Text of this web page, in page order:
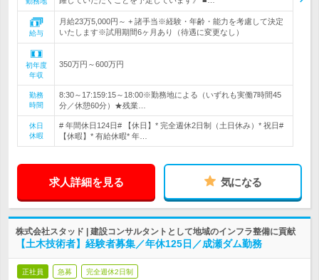
給与
月給23万5,000円～ + 諸手当※経験・年齢・能力を考慮して決定
いたします※試用期間6ヶ月あり（待遇に変更なし）
初年度
年収
350万円～600万円
勤務
時間
8:30～17:159:15～18:00※勤務地による（いずれも実働7時間45
分／休憩60分）★残業…
休日
休暇
# 年間休日124日# 【休日】* 完全週休2日制（土日休み）* 祝日#
【休暇】* 有給休暇* 年…
求人詳細を見る 気になる
株式会社スタッド | 建設コンサルタントとして地域のインフラ整備に貢献
【土木技術者】経験者募集／年休125日／成瀬ダム勤務
正社員 急募 完全週休2日制